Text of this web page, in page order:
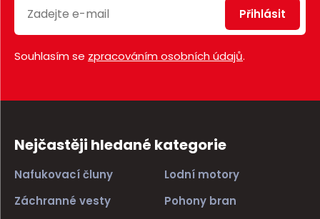
Přihlásit
Souhlasím se zpracováním osobních údajů.
Nejčastěji hledané kategorie
Nafukovací čluny
Lodní motory
Záchranné vesty
Pohony bran